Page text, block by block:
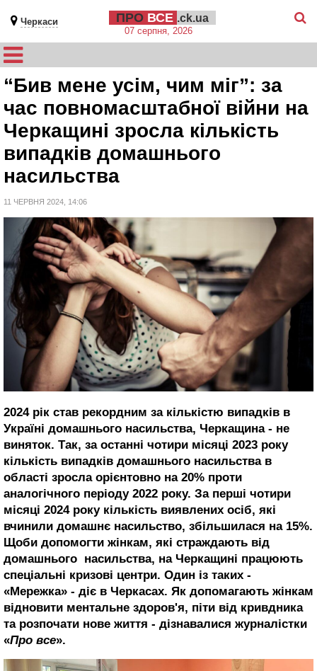
Черкаси ПРО ВСЕ .ck.ua
07 серпня, 2026
“Бив мене усім, чим міг”: за
час повномасштабної війни на
Черкащині зросла кількість
випадків домашнього
насильства
11 ЧЕРВНЯ 2024, 14:06
2024 рік став рекордним за кількістю випадків в
Україні домашнього насильства, Черкащина - не
виняток. Так, за останні чотири місяці 2023 року
кількість випадків домашнього насильства в
області зросла орієнтовно на 20% проти
аналогічного періоду 2022 року. За перші чотири
місяці 2024 року кількість виявлених осіб, які
вчинили домашнє насильство, збільшилася на 15%.
Щоби допомогти жінкам, які страждають від
домашнього насильства, на Черкащині працюють
спеціальні кризові центри. Один із таких -
«Мережка» - діє в Черкасах. Як допомагають жінкам
відновити ментальне здоров'я, піти від кривдника
та розпочати нове життя - дізнавалися журналістки
«Про все».